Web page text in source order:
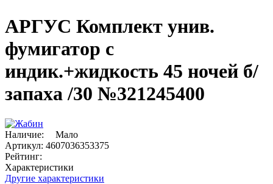
АРГУС Комплект унив.
фумигатор с
индик.+жидкость 45 ночей б/
запаха /30 №321245400
Наличие:
Мало
Артикул: 4607036353375
Рейтинг:
Характеристики
Другие характеристики